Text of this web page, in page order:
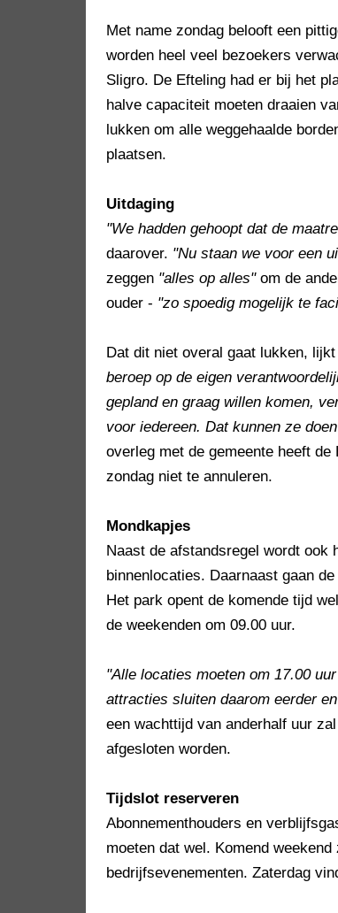
Met name zondag belooft een
worden heel veel bezoekers
Sligro. De Efteling had er bij het
halve capaciteit moeten draaien
lukken om alle weggehaalde
plaatsen.
Uitdaging
"We hadden gehoopt dat de
daarover. "Nu staan we voor een
zeggen "alles op alles"om de
ouder - "zo spoedig mogelijk te
Dat dit niet overal gaat lukken,
beroep op de eigen
gepland en graag willen komen,
voor iedereen. Dat kunnen ze
overleg met de gemeente heeft
zondag niet te annuleren.
Mondkapjes
Naast de afstandsregel wordt ook
binnenlocaties. Daarnaast gaan
Het park opent de komende tijd
de weekenden om 09.00 uur.
"Alle locaties moeten om 17.00
attracties sluiten daarom eerder
een wachttijd van anderhalf uur
afgesloten worden.
Tijdslot reserveren
Abonnementhouders en
moeten dat wel. Komend
bedrijfsevenementen. Zaterdag